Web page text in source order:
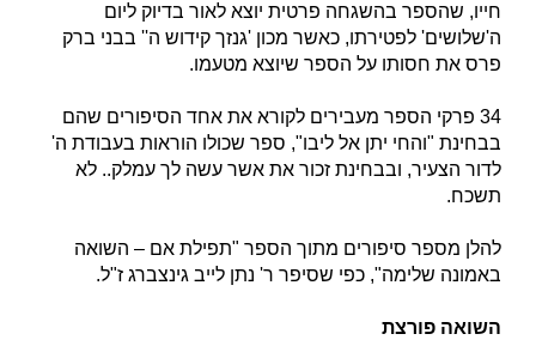
חייו, שהספר בהשגחה פרטית יוצא לאור בדיוק ליום
ה'שלושים' לפטירתו, כאשר מכון 'גנזך קידוש ה'' בבני ברק
פרס את חסותו על הספר שיוצא מטעמו.
34 פרקי הספר מעבירים לקורא את אחד הסיפורים שהם
בבחינת "והחי יתן אל ליבו", ספר שכולו הוראות בעבודת ה'
לדור הצעיר, ובבחינת זכור את אשר עשה לך עמלק.. לא
תשכח.
להלן מספר סיפורים מתוך הספר "תפילת אם – השואה
באמונה שלימה", כפי שסיפר ר' נתן לייב גינצברג ז"ל.
השואה פורצת